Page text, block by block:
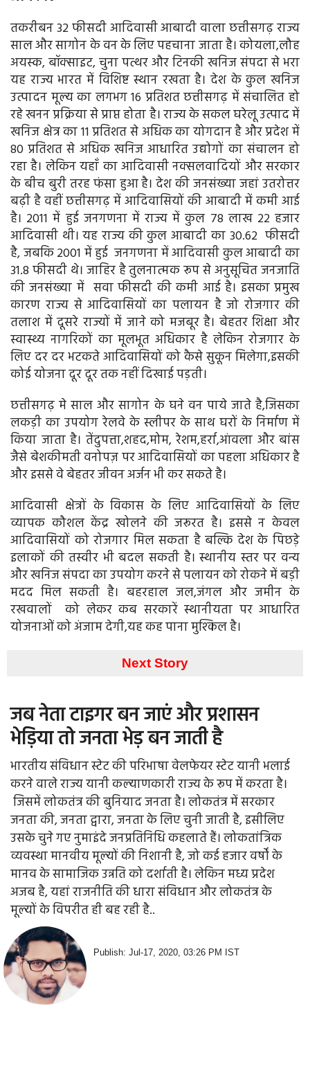
तकरीबन 32 फीसदी आदिवासी आबादी वाला छत्तीसगढ़ राज्य
साल और सागोन के वन के लिए पहचाना जाता है। कोयला,लौह
अयस्क, बॉक्साइट, चुना पत्थर और टिनकी खनिज संपदा से भरा
यह राज्य भारत में विशिष्ट स्थान रखता है। देश के कुल खनिज
उत्पादन मूल्य का लगभग 16 प्रतिशत छत्तीसगढ़ में संचालित हो
रहे खनन प्रक्रिया से प्राप्त होता है। राज्य के सकल घरेलू उत्पाद में
खनिज क्षेत्र का 11 प्रतिशत से अधिक का योगदान है और प्रदेश में
80 प्रतिशत से अधिक खनिज आधारित उद्योगों का संचालन हो
रहा है। लेकिन यहाँ का आदिवासी नक्सलवादियों और सरकार
के बीच बुरी तरह फंसा हुआ है। देश की जनसंख्या जहां उतरोत्तर
बढ़ी है वहीं छत्तीसगढ़ में आदिवासियों की आबादी में कमी आई
है। 2011 में हुई जनगणना में राज्य में कुल 78 लाख 22 हजार
आदिवासी थी। यह राज्य की कुल आबादी का 30.62 फीसदी
है, जबकि 2001 में हुई जनगणना में आदिवासी कुल आबादी का
31.8 फीसदी थे। जाहिर है तुलनात्मक रूप से अनुसूचित जनजाति
की जनसंख्या में सवा फीसदी की कमी आई है। इसका प्रमुख
कारण राज्य से आदिवासियों का पलायन है जो रोजगार की
तलाश में दूसरे राज्यों में जाने को मजबूर है। बेहतर शिक्षा और
स्वास्थ्य नागरिकों का मूलभूत अधिकार है लेकिन रोजगार के
लिए दर दर भटकते आदिवासियों को कैसे सुकून मिलेगा,इसकी
कोई योजना दूर दूर तक नहीं दिखाई पड़ती।
छत्तीसगढ़ मे साल और सागोन के घने वन पाये जाते है,जिसका
लकड़ी का उपयोग रेलवे के स्लीपर के साथ घरों के निर्माण में
किया जाता है। तेंदुपत्ता,शहद,मोम, रेशम,हर्रा,आंवला और बांस
जैसे बेशकीमती वनोपज़ पर आदिवासियों का पहला अधिकार है
और इससे वे बेहतर जीवन अर्जन भी कर सकते है।
आदिवासी क्षेत्रों के विकास के लिए आदिवासियों के लिए
व्यापक कौशल केंद्र खोलने की जरूरत है। इससे न केवल
आदिवासियों को रोजगार मिल सकता है बल्कि देश के पिछड़े
इलाकों की तस्वीर भी बदल सकती है। स्थानीय स्तर पर वन्य
और खनिज संपदा का उपयोग करने से पलायन को रोकने में बड़ी
मदद मिल सकती है। बहरहाल जल,जंगल और जमीन के
रखवालों को लेकर कब सरकारें स्थानीयता पर आधारित
योजनाओं को अंजाम देगी,यह कह पाना मुश्किल है।
Next Story
जब नेता टाइगर बन जाएं और प्रशासन
भेड़िया तो जनता भेड़ बन जाती है
भारतीय संविधान स्टेट की परिभाषा वेलफेयर स्टेट यानी भलाई
करने वाले राज्य यानी कल्याणकारी राज्य के रूप में करता है।
जिसमें लोकतंत्र की बुनियाद जनता है। लोकतंत्र में सरकार
जनता की, जनता द्वारा, जनता के लिए चुनी जाती है, इसीलिए
उसके चुने गए नुमाइंदे जनप्रतिनिधि कहलाते हैं। लोकतांत्रिक
व्यवस्था मानवीय मूल्यों की निशानी है, जो कई हजार वर्षों के
मानव के सामाजिक उन्नति को दर्शाती है। लेकिन मध्य प्रदेश
अजब है, यहां राजनीति की धारा संविधान और लोकतंत्र के
मूल्यों के विपरीत ही बह रही है..
Publish: Jul-17, 2020, 03:26 PM IST